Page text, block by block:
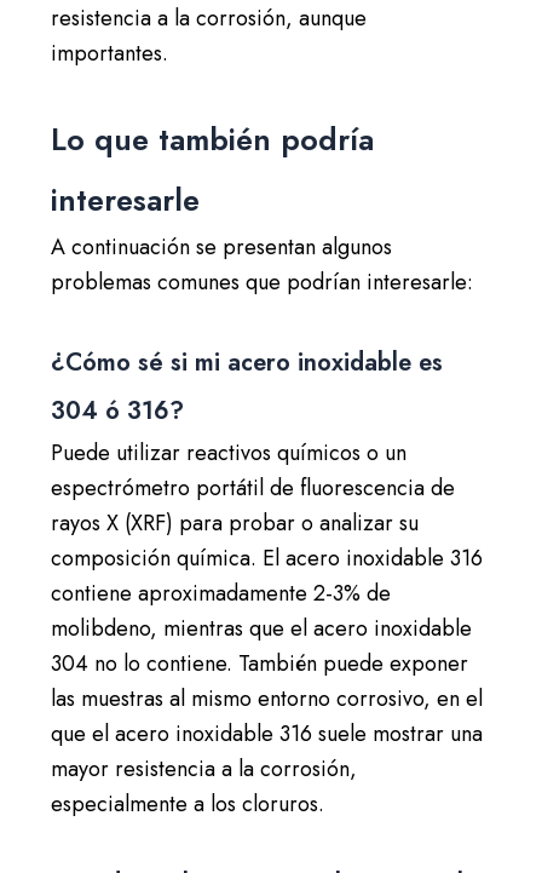
resistencia a la corrosión, aunque
importantes.
Lo que también podría
interesarle
A continuación se presentan algunos
problemas comunes que podrían interesarle:
¿Cómo sé si mi acero inoxidable es
304 ó 316?
Puede utilizar reactivos químicos o un
espectrómetro portátil de fluorescencia de
rayos X (XRF) para probar o analizar su
composición química. El acero inoxidable 316
contiene aproximadamente 2-3% de
molibdeno, mientras que el acero inoxidable
304 no lo contiene. También puede exponer
las muestras al mismo entorno corrosivo, en el
que el acero inoxidable 316 suele mostrar una
mayor resistencia a la corrosión,
especialmente a los cloruros.